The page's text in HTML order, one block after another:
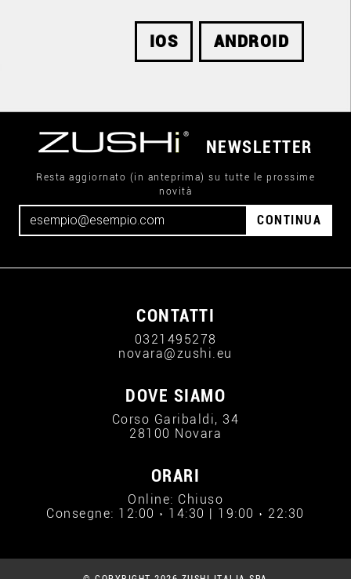
IOS ANDROID
NEWSLETTER
Resta aggiornato (in anteprima) su tutte le prossime
novità
CONTINUA
CONTATTI
0321495278
novara@zushi.eu
DOVE SIAMO
Corso Garibaldi, 34
28100 Novara
ORARI
Online: Chiuso
Consegne: 12:00 › 14:30 | 19:00 › 22:30